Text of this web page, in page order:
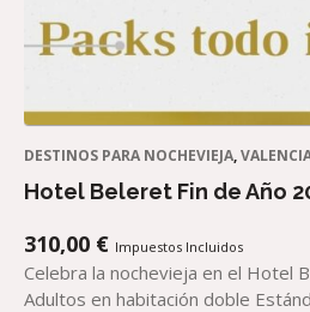
DESTINOS PARA NOCHEVIEJA,
Hotel Beleret Fin de Año
310,00 € Impuestos Incluidos
Celebra la nochevieja en el Hotel
Adultos en habitación doble